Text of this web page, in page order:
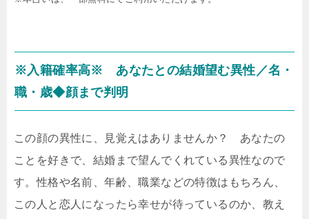
※入籍確率高※ あなたとの結婚望む異性／名・
職・歳◆顔まで判明
この顔の異性に、見覚えはありませんか？ あなたの
ことを好きで、結婚まで望んでくれている異性なので
す。性格や名前、年齢、職業などの特徴はもちろん、
この人と恋人になったら幸せが待っているのか、教え